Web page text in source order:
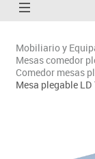
Mobiliario y
Mesas comedor
Comedor mesas
Mesa plegable